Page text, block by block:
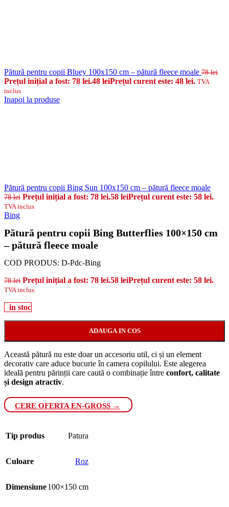
Pătură pentru copii Bluey 100x150 cm – pătură fleece moale 78lei
Prețul inițial a fost: 78 lei.48 leiPrețul curent este: 48 lei. TVA
inclus
Inapoi la produse
Pătură pentru copii Bing Sun 100x150 cm – pătură fleece moale
78lei Prețul inițial a fost: 78 lei.58 leiPrețul curent este: 58 lei.
TVA inclus
Bing
Pătură pentru copii Bing Butterflies 100×150 cm
– pătură fleece moale
COD PRODUS: D-Pdc-Bing
78lei Prețul inițial a fost: 78 lei.58 leiPrețul curent este: 58 lei.
TVA inclus
in stoc
ADAUGA IN COS
Această pătură nu este doar un accesoriu util, ci și un element
decorativ care aduce bucurie în camera copilului. Este alegerea
ideală pentru părinții care caută o combinație între confort, calitate
și design atractiv.
CERE OFERTA EN-GROSS →
Tip produs Patura
Culoare Roz
Dimensiune100×150 cm